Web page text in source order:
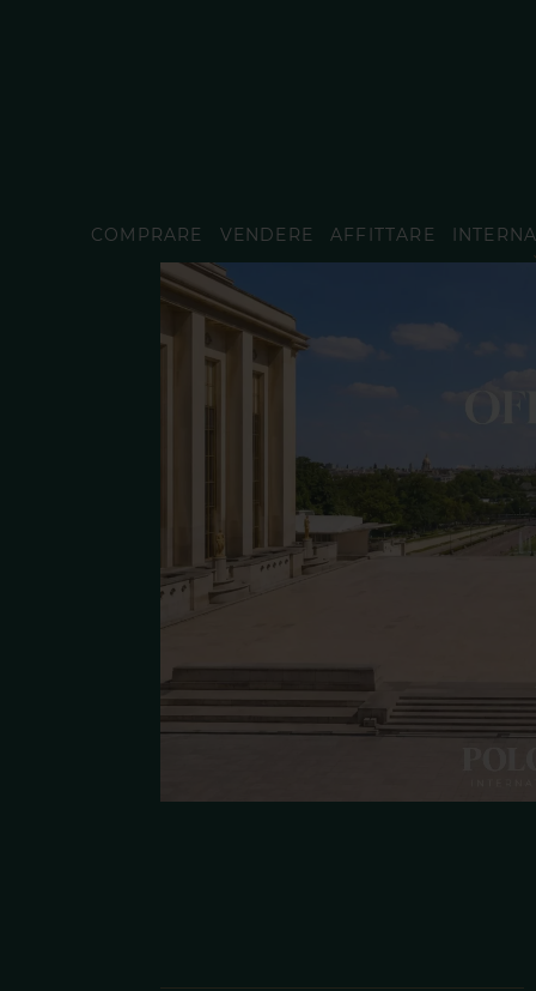
COMPRARE VENDERE AFFITTARE